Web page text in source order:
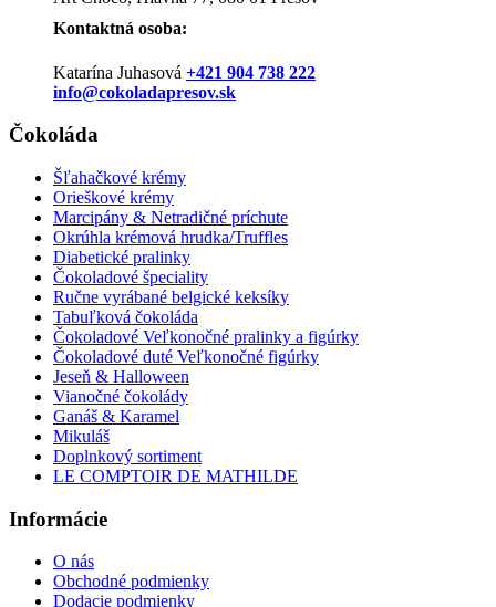
Kontaktná osoba:
Katarína Juhasová +421 904 738 222
info@cokoladapresov.sk
Čokoláda
Šľahačkové krémy
Orieškové krémy
Marcipány & Netradičné príchute
Okrúhla krémová hrudka/Truffles
Diabetické pralinky
Čokoladové špeciality
Ručne vyrábané belgické keksíky
Tabuľková čokoláda
Čokoladové Veľkonočné pralinky a figúrky
Čokoladové duté Veľkonočné figúrky
Jeseň & Halloween
Vianočné čokolády
Ganáš & Karamel
Mikuláš
Doplnkový sortiment
LE COMPTOIR DE MATHILDE
Informácie
O nás
Obchodné podmienky
Dodacie podmienky